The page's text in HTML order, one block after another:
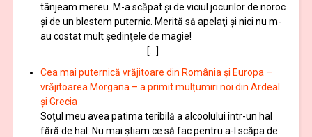
tânjeam mereu. M-a scăpat şi de viciul jocurilor de noroc
şi de un blestem puternic. Merită să apelaţi şi nici nu m-
au costat mult şedinţele de magie!
[…]
Cea mai puternică vrăjitoare din România și Europa –
vrăjitoarea Morgana – a primit mulțumiri noi din Ardeal
și Grecia
Soţul meu avea patima teribilă a alcoolului într-un hal
fără de hal. Nu mai ştiam ce să fac pentru a-l scăpa de